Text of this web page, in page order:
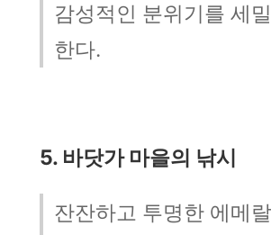
감성적인 분위기를 세
한다.
5. 바닷가 마을의 낚시
잔잔하고 투명한 에메